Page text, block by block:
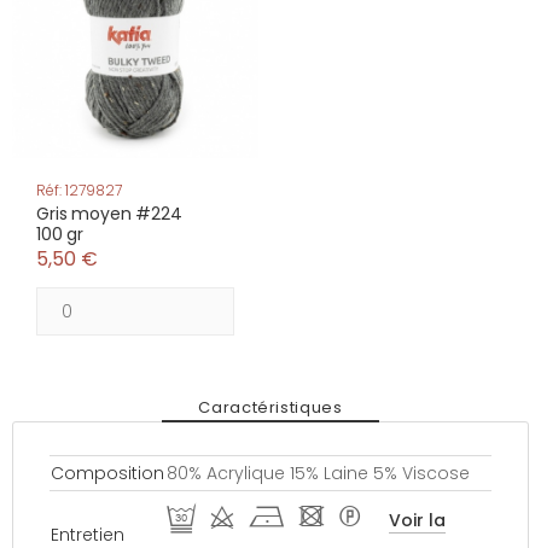
Réf: 1279827
Gris moyen #224
100 gr
5,50 €
Caractéristiques
Composition 80% Acrylique 15% Laine 5% Viscose
Entretien
E d h - *
Voir la